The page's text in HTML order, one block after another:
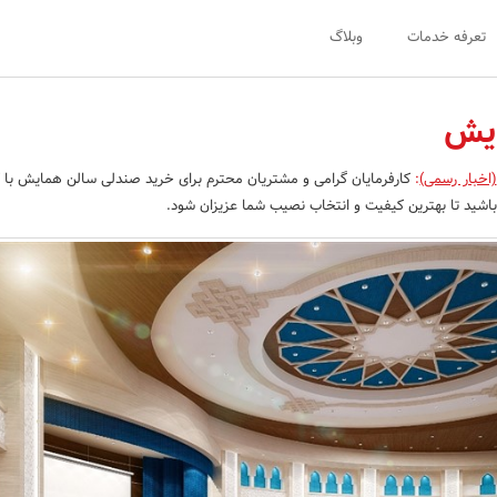
تعرفه خدمات وبلاگ
(اخبار رسمی): کارفرمایان گرامی و مشتریان محترم برای خرید صندلی سالن همایش
تا بهترین کیفیت و انتخاب نصیب شما عزیزان شود.